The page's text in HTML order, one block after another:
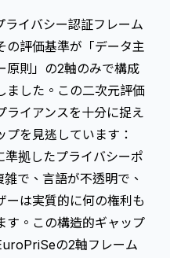
イバシー認証フレーム
の評価基準が「データ主
原則」の2軸のみで構成
ました。この二次元評価
ライアンスを十分に捉え
を見逃しています：
拠したプライバシーポ
で、言語が不透明で、
ーは実質的に何の権利も
す。この構造的ギャップ
の2軸フレーム